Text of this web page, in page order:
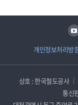
개인정보처리방
유튜브
상호 : 한국철도공사
통신